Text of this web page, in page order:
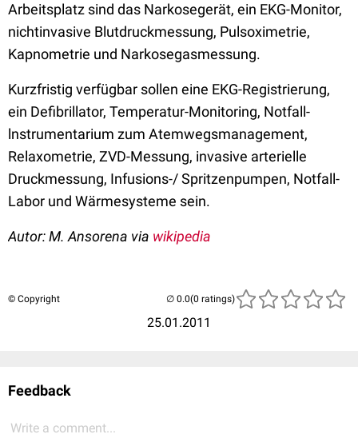
Arbeitsplatz sind das Narkosegerät, ein EKG-Monitor,
nichtinvasive Blutdruckmessung, Pulsoximetrie,
Kapnometrie und Narkosegasmessung.
Kurzfristig verfügbar sollen eine EKG-Registrierung,
ein Defibrillator, Temperatur-Monitoring, Notfall-
lnstrumentarium zum Atemwegsmanagement,
Relaxometrie, ZVD-Messung, invasive arterielle
Druckmessung, Infusions-/ Spritzenpumpen, Notfall-
Labor und Wärmesysteme sein.
Autor: M. Ansorena via wikipedia
© Copyright
25.01.2011
(0 ratings)
Feedback
Write a comment...